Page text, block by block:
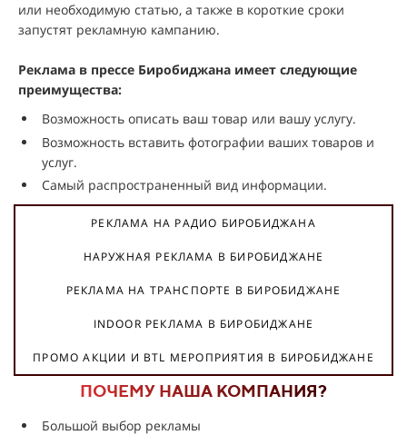
или необходимую статью, а также в короткие сроки
запустят рекламную кампанию.
Реклама в прессе Биробиджана имеет следующие
преимущества:
Возможность описать ваш товар или вашу услугу.
Возможность вставить фотографии ваших товаров и
услуг.
Самый распространенный вид информации.
РЕКЛАМА НА РАДИО БИРОБИДЖАНА
НАРУЖНАЯ РЕКЛАМА В БИРОБИДЖАНЕ
РЕКЛАМА НА ТРАНСПОРТЕ В БИРОБИДЖАНЕ
INDOOR РЕКЛАМА В БИРОБИДЖАНЕ
ПРОМО АКЦИИ И BTL МЕРОПРИЯТИЯ В БИРОБИДЖАНЕ
ПОЧЕМУ НАША КОМПАНИЯ?
Большой выбор рекламы